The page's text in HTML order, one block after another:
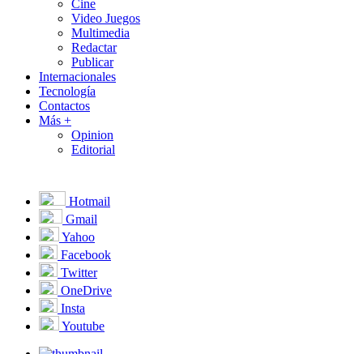
Cine
Video Juegos
Multimedia
Redactar
Publicar
Internacionales
Tecnología
Contactos
Más +
Opinion
Editorial
Hotmail
Gmail
Yahoo
Facebook
Twitter
OneDrive
Insta
Youtube